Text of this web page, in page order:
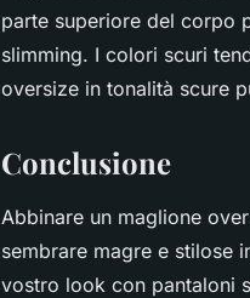
parte superiore del corpo
slimming. I colori scuri
oversize in tonalità scure
Conclusione
Abbinare un maglione
sembrare magre e stilose
vostro look con pantaloni